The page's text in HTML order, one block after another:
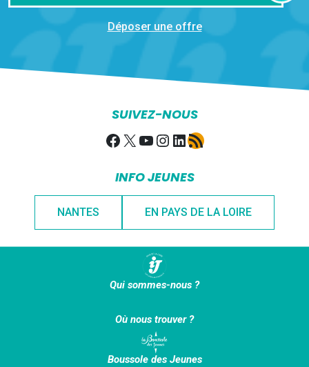
Déposer une offre
SUIVEZ-NOUS
Facebook
X YouTube
Instagram
LinkedIn
Flux RSS
INFO JEUNES
NANTES EN PAYS DE LA LOIRE
Qui sommes-nous ?
Où nous trouver ?
Boussole des Jeunes